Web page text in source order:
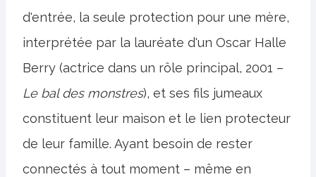
d'entrée, la seule protection pour une mère,
interprétée par la lauréate d'un Oscar Halle
Berry (actrice dans un rôle principal, 2001 –
Le bal des monstres), et ses fils jumeaux
constituent leur maison et le lien protecteur
de leur famille. Ayant besoin de rester
connectés à tout moment – ​​même en